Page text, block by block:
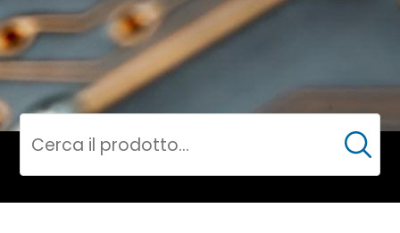
Cerca